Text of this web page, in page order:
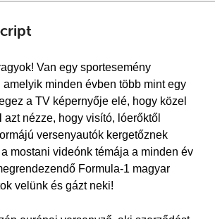
Van egy sportesemény
amelyik minden évben több mint egy
a TV képernyője elé, hogy közel
azt nézze, hogy visító, lóerőktől
versenyautók kergetőznek
mostani videónk témája a minden év
Formula-1 magyar
velünk és gázt neki!